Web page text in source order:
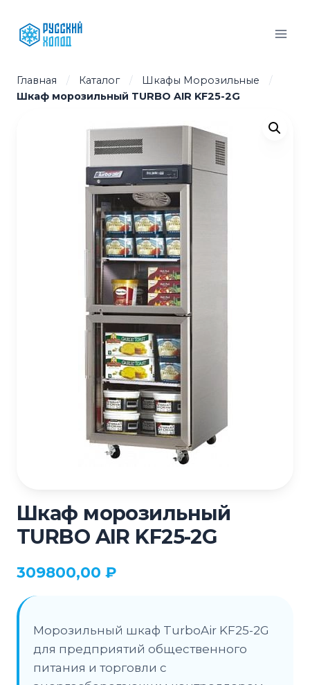
содержимому
Главная / Каталог / Шкафы Морозильные
/
Шкаф морозильный TURBO AIR KF25-2G
Шкаф морозильный
TURBO AIR KF25-2G
309800,00 ₽
Морозильный шкаф TurboAir KF25-2G
для предприятий общественного
питания и торговли с